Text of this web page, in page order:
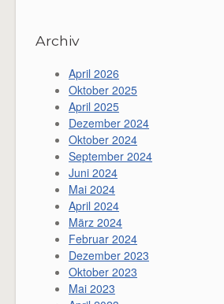
Archiv
April 2026
Oktober 2025
April 2025
Dezember 2024
Oktober 2024
September 2024
Juni 2024
Mai 2024
April 2024
März 2024
Februar 2024
Dezember 2023
Oktober 2023
Mai 2023